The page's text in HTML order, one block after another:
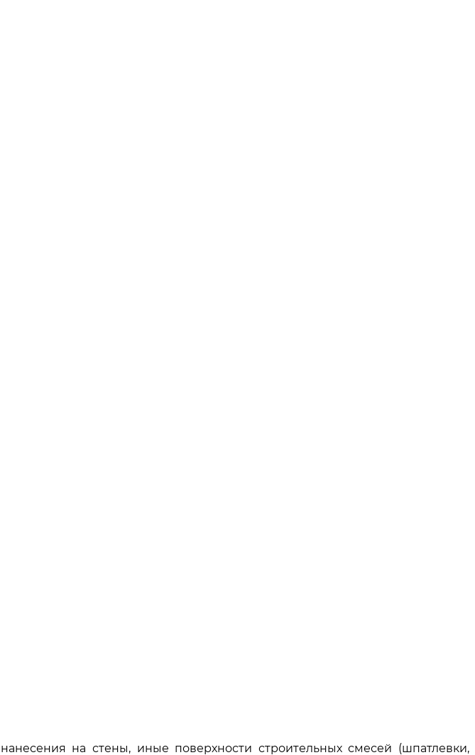
на стены, иные поверхности строительных смесей (шпатлевки,